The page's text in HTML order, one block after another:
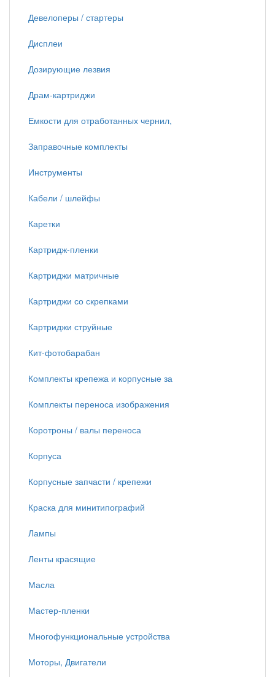
Девелоперы / стартеры
Дисплеи
Дозирующие лезвия
Драм-картриджи
Емкости для отработанных чернил,
Заправочные комплекты
Инструменты
Кабели / шлейфы
Каретки
Картридж-пленки
Картриджи матричные
Картриджи со скрепками
Картриджи струйные
Кит-фотобарабан
Комплекты крепежа и корпусные за
Комплекты переноса изображения
Коротроны / валы переноса
Корпуса
Корпусные запчасти / крепежи
Краска для минитипографий
Лампы
Ленты красящие
Масла
Мастер-пленки
Многофункциональные устройства
Моторы, Двигатели